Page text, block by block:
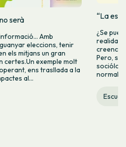
serà
Amb
eleccions, tenir
els mitjans un gran
certes.Un exemple molt
ens trasllada a la
al...
“La
¿Se
realidad
creencia
Pero,